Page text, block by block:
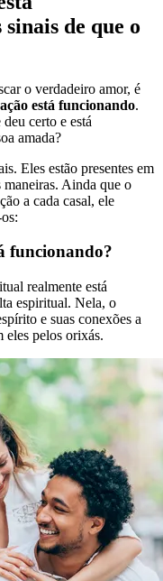
de que o
o verdadeiro amor, é
está funcionando.
certo e está
amada?
Eles estão presentes em
maneiras. Ainda que o
a cada casal, ele
funcionando?
realmente está
espiritual. Nela, o
e suas conexões a
eles pelos orixás.